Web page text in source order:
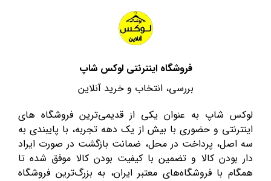
فروشگاه اینترنتی لوکس شاپ
بررسی، انتخاب و خرید آنلاین
لوکس شاپ به عنوان یکی از قدیمی‌ترین فروشگاه های
اینترنتی و حضوری با بیش از یک دهه تجربه، با پایبندی به
سه اصل، پرداخت در محل، ضمانت بازگشت در صورت ایراد
دار بودن کالا و تضمین با کیفیت بودن کالا موفق شده تا
همگام با فروشگاه‌های معتبر ایران، به بزرگ‌ترین فروشگاه